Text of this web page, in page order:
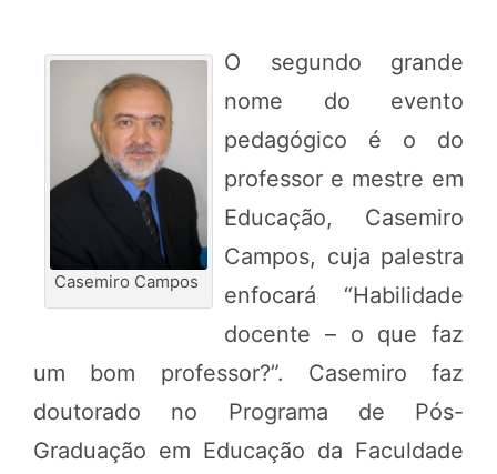
Casemiro Campos
O segundo grande
nome do evento
pedagógico é o do
professor e mestre em
Educação, Casemiro
Campos, cuja palestra
enfocará “Habilidade
docente – o que faz
um bom professor?”. Casemiro faz
doutorado no Programa de Pós-
Graduação em Educação da Faculdade